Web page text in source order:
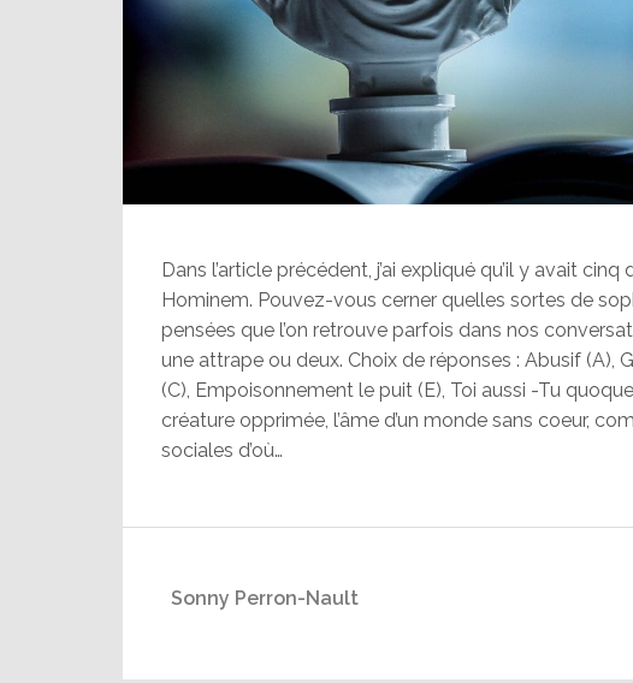
Dans l’article précédent, j’ai expliqué qu’il y avait
Hominem. Pouvez-vous cerner quelles sortes de
pensées que l’on retrouve parfois dans nos
une attrape ou deux. Choix de réponses : Abusif (A),
(C), Empoisonnement le puit (E), Toi aussi -Tu
créature opprimée, l’âme d’un monde sans coeur,
sociales d’où…
Sonny Perron-Nault